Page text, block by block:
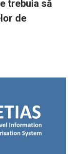
trebuia să
de